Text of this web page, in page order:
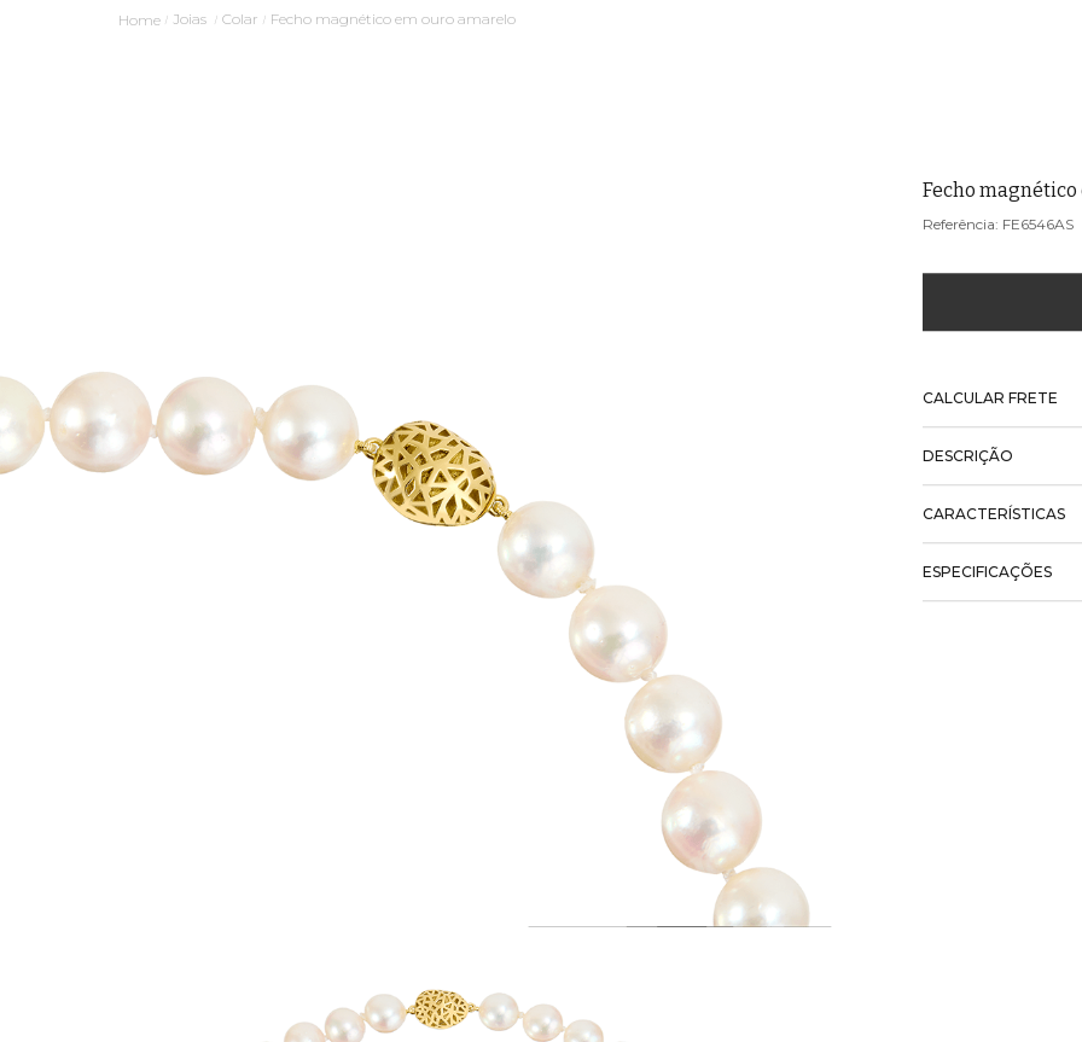
Joias Colar Fecho magnético em ouro amarelo
Fecho
FE6546AS
CALCULAR FRETE
DESCRIÇÃO
CARACTERÍSTICAS
ESPECIFICAÇÕES